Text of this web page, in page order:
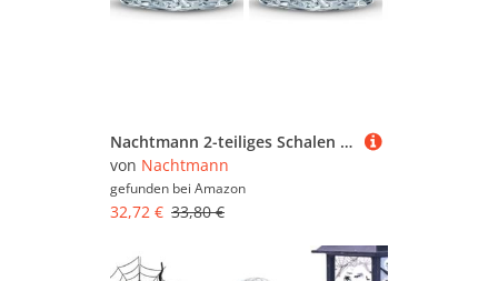
Nachtmann 2-teiliges Schalen Set, 11 cm Durchmesser, Noblesse, 96060, Snackschalen aus Kristallglas, Glasschalen spülmaschinenfest (Packung mit 2)
von Nachtmann
gefunden bei Amazon
32,72 € 33,80 €